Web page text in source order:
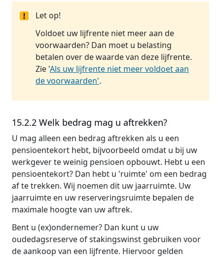
Let op!
Voldoet uw lijfrente niet meer aan de
voorwaarden? Dan moet u belasting
betalen over de waarde van deze lijfrente.
Zie 'Als uw lijfrente niet meer voldoet aan
de voorwaarden'.
15.2.2 Welk bedrag mag u aftrekken?
U mag alleen een bedrag aftrekken als u een
pensioentekort hebt, bijvoorbeeld omdat u bij uw
werkgever te weinig pensioen opbouwt. Hebt u een
pensioentekort? Dan hebt u 'ruimte' om een bedrag
af te trekken. Wij noemen dit uw jaarruimte. Uw
jaarruimte en uw reserveringsruimte bepalen de
maximale hoogte van uw aftrek.
Bent u (ex)ondernemer? Dan kunt u uw
oudedagsreserve of stakingswinst gebruiken voor
de aankoop van een lijfrente. Hiervoor gelden